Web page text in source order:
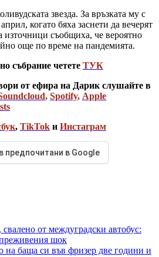
звезда. За връзката му с
когато бяха заснети да вечерят
източници съобщиха, че вероятно
още по време на пандемията.
събрание четете ТУК
от ефира на Дарик слушайте в
, Spotify, Apple
, TikTok и Инстаграм
предпочитани в Google
от междуградски автобус:
преживения шок
на баща си във фризер две години и